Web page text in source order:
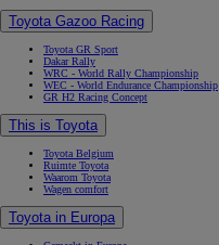
Toyota Gazoo Racing
Toyota GR Sport
Dakar Rally
WRC - World Rally Championship
WEC - World Endurance Championship
GR H2 Racing Concept
This is Toyota
Toyota Belgium
Ruimte Toyota
Waarom Toyota
Wagen comfort
Toyota in Europa